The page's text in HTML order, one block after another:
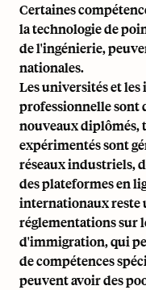
Certaines
la technologie de
de l'ingénierie,
nationales.
Les universités et
professionnelle sont
nouveaux diplômés,
expérimentés sont
réseaux industriels,
des plateformes en
internationaux reste
réglementations sur
d'immigration, qui
de compétences
peuvent avoir des